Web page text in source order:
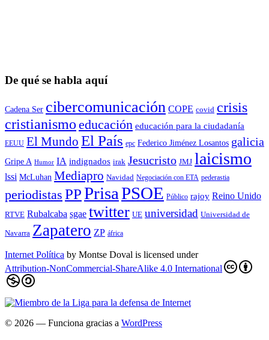
De qué se habla aquí
Cadena Ser cibercomunicación COPE covid crisis
cristianismo educación educación para la ciudadaní­a
EEUU El Mundo El País epc Federico Jiménez Losantos galicia
Gripe A Humor IA indignados irak Jesucristo JMJ laicismo
lssi McLuhan Mediapro Navidad Negociación con ETA pederastia
periodistas PPPrisaPSOE Público rajoy Reino Unido
RTVE Rubalcaba sgae twitter UE universidad Universidad de
Navarra Zapatero ZP áfrica
Internet Política by Montse Doval is licensed under
Attribution-NonCommercial-ShareAlike 4.0 International
© 2026 — Funciona gracias a WordPress